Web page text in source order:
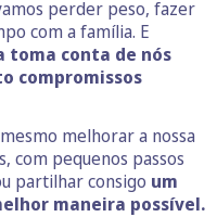
perder peso, fazer
com a família. E
toma conta de nós
compromissos
melhorar a nossa
com pequenos passos
partilhar consigo um
maneira possível.